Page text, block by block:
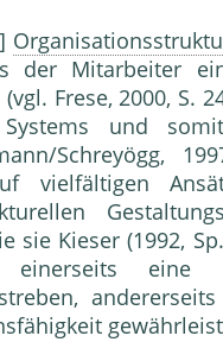
der Mitarbeiter
Frese, 2000, S.
und
Schreyögg,
vielfältigen
sie Kieser (1992,
einerseits eine